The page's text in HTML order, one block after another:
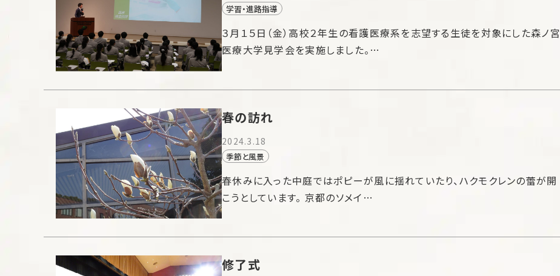
学習・進路指導
３月１５日（金）高校２年生の看護医療系を志望する生徒を対象にした森ノ宮
医療大学見学会を実施しました。…
春の訪れ
2024.3.18
季節と風景
春休みに入った中庭ではポピーが風に揺れていたり、ハクモクレンの蕾が開
こうとしています。 京都のソメイ…
修了式